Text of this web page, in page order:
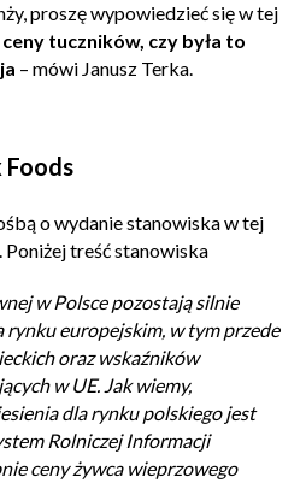
proszę wypowiedzieć się w tej
tuczników, czy była to
– mówi Janusz Terka.
o wydanie stanowiska w tej
treść stanowiska
w Polsce pozostają silnie
rynku europejskim, w tym przede
oraz wskaźników
w UE. Jak wiemy,
dla rynku polskiego jest
Rolniczej Informacji
ceny żywca wieprzowego